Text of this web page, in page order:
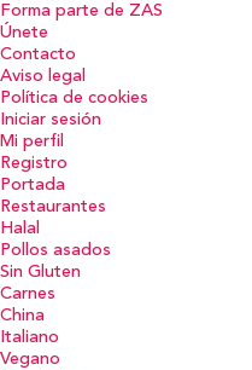
Forma parte de ZAS
Únete
Contacto
Aviso legal
Política de cookies
Iniciar sesión
Mi perfil
Registro
Portada
Restaurantes
Halal
Pollos asados
Sin Gluten
Carnes
China
Italiano
Vegano